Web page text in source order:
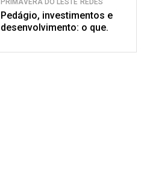
Pedágio, investimentos e
desenvolvimento: o que.